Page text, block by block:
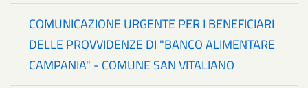
COMUNICAZIONE URGENTE PER I BENEFICIARI
DELLE PROVVIDENZE DI "BANCO ALIMENTARE
CAMPANIA" - COMUNE SAN VITALIANO